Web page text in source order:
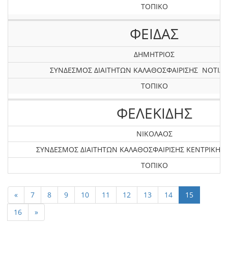
ΤΟΠΙΚΟ
ΦΕΙΔΑΣ
ΔΗΜΗΤΡΙΟΣ
ΣΥΝΔΕΣΜΟΣ ΔΙΑΙΤΗΤΩΝ ΚΑΛΑΘΟΣΦΑΙΡΙΣΗΣ
ΤΟΠΙΚΟ
ΦΕΛΕΚΙΔΗΣ
ΝΙΚΟΛΑΟΣ
ΣΥΝΔΕΣΜΟΣ ΔΙΑΙΤΗΤΩΝ ΚΑΛΑΘΟΣΦΑΙΡΙΣΗΣ
ΤΟΠΙΚΟ
« 7 8 9 10 11 12 13 14
15
16
»